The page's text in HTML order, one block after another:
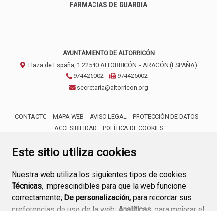
Este sitio utiliza cookies
Nuestra web utiliza los siguientes tipos de cookies:
Técnicas, imprescindibles para que la web funcione
correctamente; De personalización, para recordar sus
FARMACIAS DE GUARDIA
AYUNTAMIENTO DE ALTORRICÓN
Plaza de España, 1 22540 ALTORRICÓN - ARAGÓN (ESPAÑA)
974425002
974425002
secretaria@altorricon.org
CONTACTO MAPA WEB AVISO LEGAL
PROTECCIÓN DE DATOS
ACCESIBILIDAD
POLÍTICA DE COOKIES